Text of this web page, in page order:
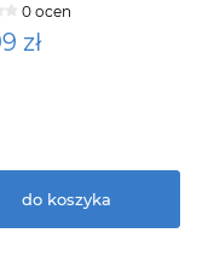
0 ocen
zł
do koszyka